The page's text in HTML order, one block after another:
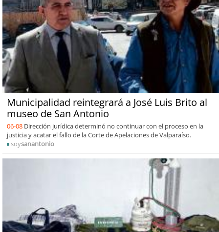
Municipalidad reintegrará a José Luis Brito al
museo de San Antonio
06-08 Dirección jurídica determinó no continuar con el proceso en la
justicia y acatar el fallo de la Corte de Apelaciones de Valparaíso.
soysanantonio